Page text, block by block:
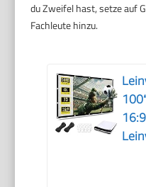
du Zweifel hast, setze auf
Fachleute hinzu.